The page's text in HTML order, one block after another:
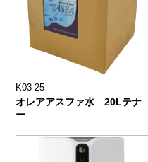
K03-25
オレアアスファ水 20Lテナ
ー